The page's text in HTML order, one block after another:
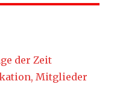
der Zeit
Mitglieder